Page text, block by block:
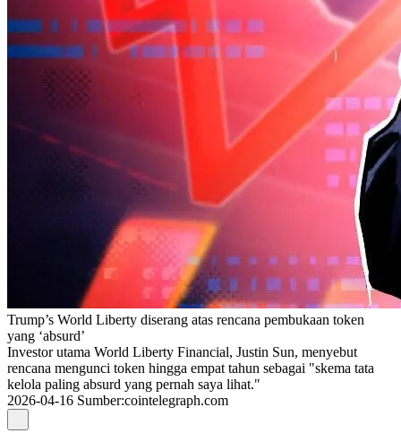
Trump’s World Liberty diserang atas rencana pembukaan token
yang ‘absurd’
Investor utama World Liberty Financial, Justin Sun, menyebut
rencana mengunci token hingga empat tahun sebagai "skema tata
kelola paling absurd yang pernah saya lihat."
2026-04-16 Sumber:cointelegraph.com